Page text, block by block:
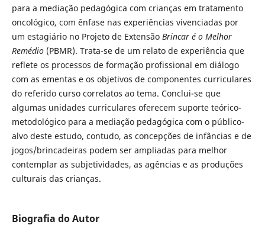
para a mediação pedagógica com crianças em tratamento
oncológico, com ênfase nas experiências vivenciadas por
um estagiário no Projeto de Extensão Brincar é o Melhor
Remédio(PBMR). Trata-se de um relato de experiência que
reflete os processos de formação profissional em diálogo
com as ementas e os objetivos de componentes curriculares
do referido curso correlatos ao tema. Conclui-se que
algumas unidades curriculares oferecem suporte teórico-
metodológico para a mediação pedagógica com o público-
alvo deste estudo, contudo, as concepções de infâncias e de
jogos/brincadeiras podem ser ampliadas para melhor
contemplar as subjetividades, as agências e as produções
culturais das crianças.
Biografia do Autor